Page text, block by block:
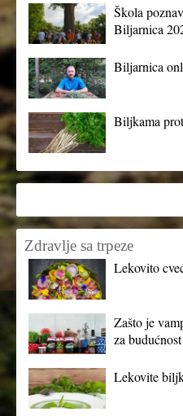
Škola
Biljarnica
Biljarnica
Biljkama
Zdravlje sa trpeze
Lekovito
Zašto je
za
Lekovite